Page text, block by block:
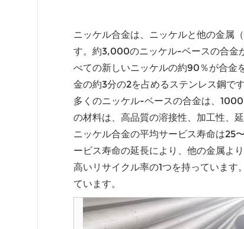
ニッケル合金は、ニッケルと他の金属
す。約3,000のニッケル-ベースの合金
べての新しいニッケルの約90％が合金
金の約3分の2を占めるステンレス鋼です
多くのニッケル-ベースの合金は、
の材料は、高品質の溶接性、加工性、
ニッケル合金の平均サービス寿命は25
ービス寿命の延長により、他の金属よ
高いリサイクル率の1つを持っていま
ています。